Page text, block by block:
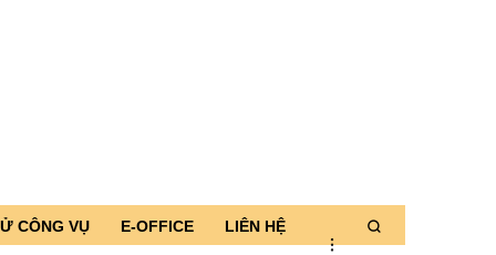
CÔNG VỤ E-OFFICE LIÊN HỆ